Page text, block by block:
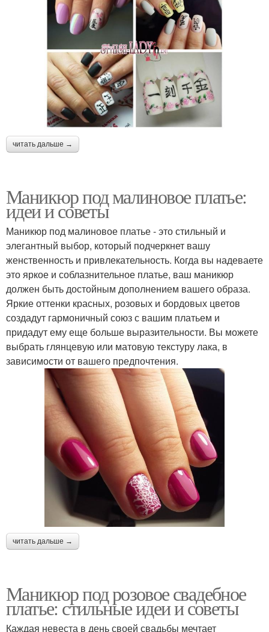
читать дальше →
Маникюр под малиновое платье:
идеи и советы
Маникюр под малиновое платье - это стильный и
элегантный выбор, который подчеркнет вашу
женственность и привлекательность. Когда вы надеваете
это яркое и соблазнительное платье, ваш маникюр
должен быть достойным дополнением вашего образа.
Яркие оттенки красных, розовых и бордовых цветов
создадут гармоничный союз с вашим платьем и
придадут ему еще больше выразительности. Вы можете
выбрать глянцевую или матовую текстуру лака, в
зависимости от вашего предпочтения.
читать дальше →
Маникюр под розовое свадебное
платье: стильные идеи и советы
Каждая невеста в день своей свадьбы мечтает